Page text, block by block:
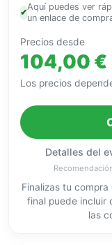
✔
Aquí puedes ver
un enlace de
Precios desde
104,00 €
Los precios
Detalles del
Finalizas tu
final puede incluir
las